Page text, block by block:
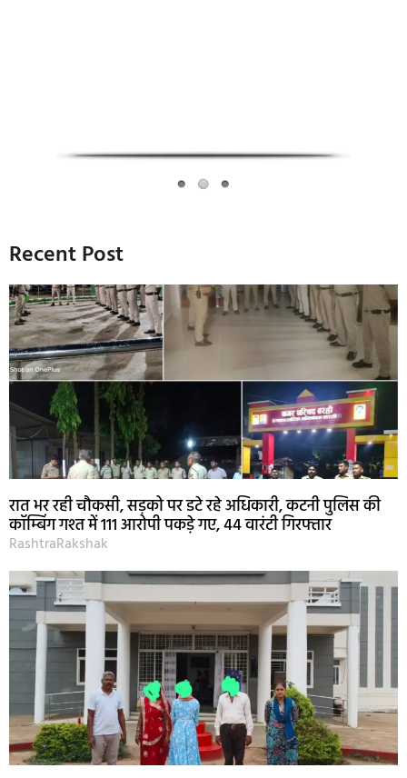
Recent Post
रात भर रही चौकसी, सड़को पर डटे रहे अधिकारी, कटनी पुलिस की
कॉम्बिंग गश्त में 111 आरोपी पकड़े गए, 44 वारंटी गिरफ्तार
RashtraRakshak